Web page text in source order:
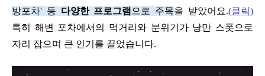
방포차' 등 다양한 프로그램 으로 주목을 받았어요.(클릭)
특히 해변 포차에서의 먹거리와 분위기가 낭만 스폿으로
자리 잡으며 큰 인기를 끌었습니다.